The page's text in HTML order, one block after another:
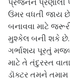
ઉંમર વધતી જાય
બનાવવા માટે
મુશ્કેલ બની શકે
ગર્ભાશય પૂરતું
માટે તે તંદુરસ્ત
ડૉક્ટર તમને